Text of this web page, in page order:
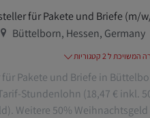
für Pakete und Briefe (m/
מיקום
Büttelborn, Hessen, Germany
ל 2 קטגוריות
Pakete und Briefe in
Stundenlohn (18,47 € inkl.
Weitere 50%